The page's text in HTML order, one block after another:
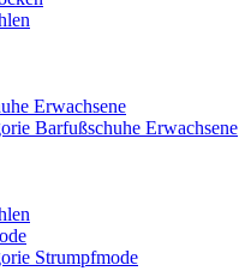
Erwachsene
Barfußschuhe Erwachsene
Strumpfmode